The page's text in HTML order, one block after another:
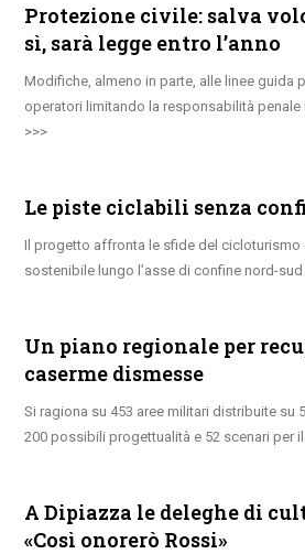
Protezione civile: salva
sì, sarà legge entro l’anno
Modifiche, almeno in parte, alle linee guida
operatori limitando la responsabilità
Le piste ciclabili senza
Il progetto affronta le sfide del cicloturismo
sostenibile lungo l’asse di confine nord-sud
Un piano regionale per
caserme dismesse
Si ragiona su 453 aree militari distribuite su
200 possibili progettualità e 52 scenari per
A Dipiazza le deleghe di
«Così onorerò Rossi»